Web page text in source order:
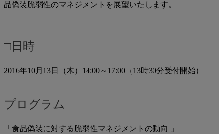
品偽装脆弱性のマネジメントを展望いたします。
□日時
2016年10月13日（木）14:00～17:00（13時30分受付開始）
プログラム
「食品偽装に対する脆弱性マネジメントの動向 」